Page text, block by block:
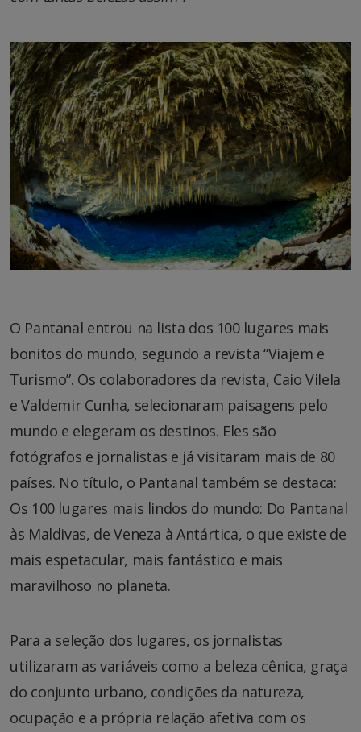
O Pantanal entrou na lista dos 100 lugares mais
bonitos do mundo, segundo a revista “Viajem e
Turismo”. Os colaboradores da revista, Caio Vilela
e Valdemir Cunha, selecionaram paisagens pelo
mundo e elegeram os destinos. Eles são
fotógrafos e jornalistas e já visitaram mais de 80
países. No título, o Pantanal também se destaca:
Os 100 lugares mais lindos do mundo: Do Pantanal
às Maldivas, de Veneza à Antártica, o que existe de
mais espetacular, mais fantástico e mais
maravilhoso no planeta.
Para a seleção dos lugares, os jornalistas
utilizaram as variáveis como a beleza cênica, graça
do conjunto urbano, condições da natureza,
ocupação e a própria relação afetiva com os